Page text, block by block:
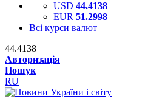
USD 44.4138
EUR 51.2998
Всі курси валют
44.4138
Авторизація
Пошук
RU